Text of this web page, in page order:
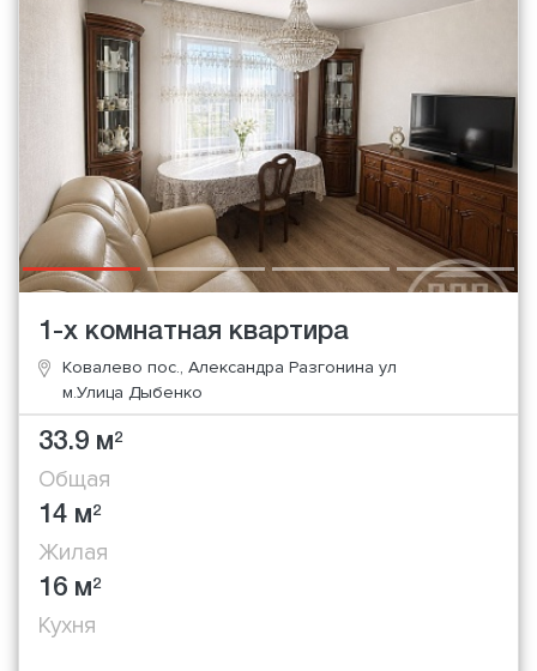
1-х комнатная квартира
Ковалево пос., Александра Разгонина ул
м.Улица Дыбенко
33.9 м2
Общая
14 м2
Жилая
16 м2
Кухня